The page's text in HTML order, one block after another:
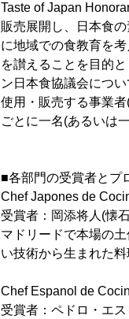
Taste of Japan
販売展開し、日本食
に地域での食教育を
を讃えることを目的
ン日本食協議会につ
使用・販売する事業
ごとに一名(あるいは
■各部門の受賞者とプ
Chef Japones de
受賞者：岡添将人(懐
マドリードで本場の
い技術から生まれた
Chef Espanol de
受賞者：ペドロ・エ